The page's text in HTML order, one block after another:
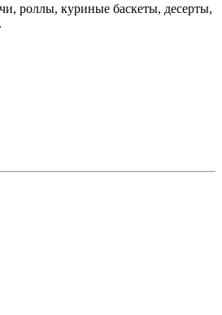
роллы, куриные баскеты, десерты,